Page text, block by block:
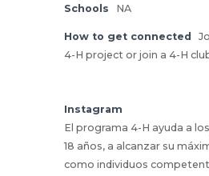
Schools NA
How to get connected
4-H project or join a 4-H
Instagram
El programa 4-H ayuda a
18 años, a alcanzar su
como individuos